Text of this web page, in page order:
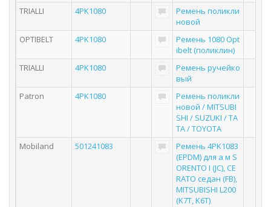
TRIALLI
4PK1080
Ремень поликли
новой
OPTIBELT
4PK1080
Ремень 1080 Opt
ibelt (поликлин)
TRIALLI
4PK1080
Ремень ручейко
вый
Patron
4PK1080
Ремень поликли
новой / MITSUBI
SHI / SUZUKI / TA
TA / TOYOTA
Mobiland
501241083
Ремень 4PK1083
(EPDM) для а м S
ORENTO I (JC), CE
RATO седан (FB),
MITSUBISHI L200
(K7T, K6T)